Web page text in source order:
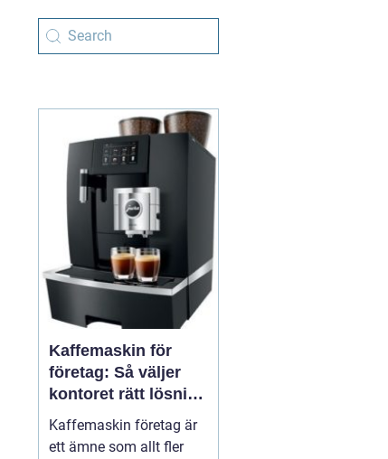
Kaffemaskin för
företag: Så väljer
kontoret rätt lösning
för kaffe på jobbet
Kaffemaskin företag är
ett ämne som allt fler